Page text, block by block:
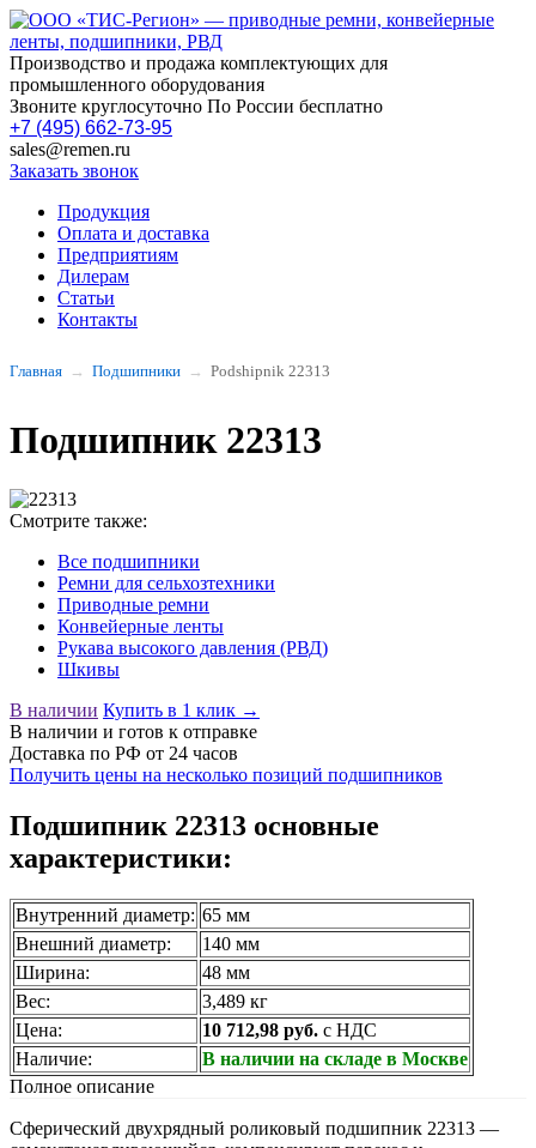
Производство и продажа комплектующих для
промышленного оборудования
Звоните круглосуточно По России бесплатно
+7 (495) 662-73-95
sales@remen.ru
Заказать звонок
Продукция
Оплата и доставка
Предприятиям
Дилерам
Статьи
Контакты
Главная Подшипники Podshipnik 22313
Подшипник 22313
Смотрите также:
Все подшипники
Ремни для сельхозтехники
Приводные ремни
Конвейерные ленты
Рукава высокого давления (РВД)
Шкивы
В наличии Купить в 1 клик →
В наличии и готов к отправке
Доставка по РФ от 24 часов
Получить цены на несколько позиций подшипников
Подшипник 22313 основные
характеристики:
Внутренний диаметр: 65 мм
Внешний диаметр:
140 мм
Ширина:
48 мм
Вес:
3,489 кг
Цена:
10 712,98 руб. с НДС
Наличие:
В наличии на складе в Москве
Полное описание
Сферический двухрядный роликовый подшипник 22313 —